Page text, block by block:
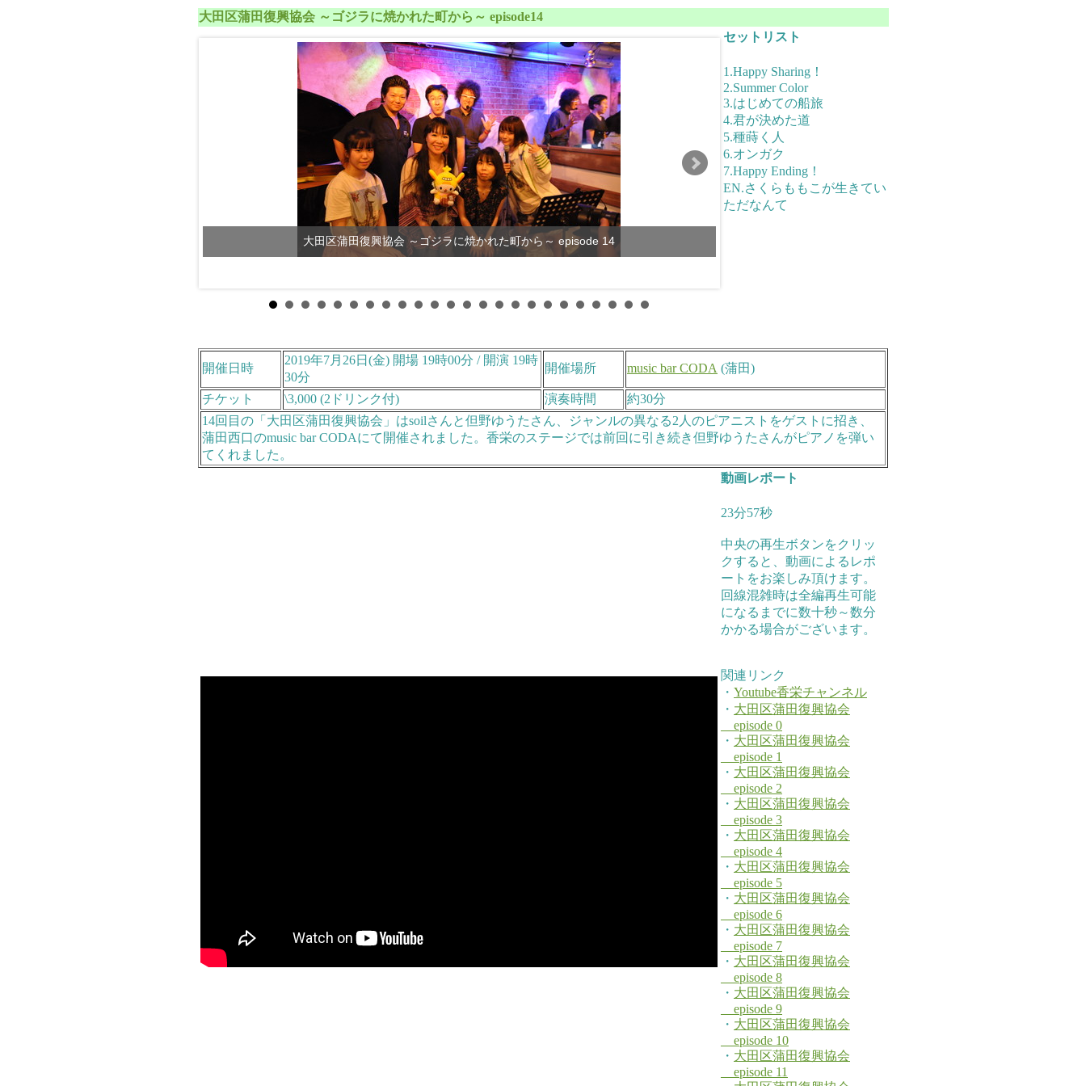
大田区蒲田復興協会 ～ゴジラに焼かれた町から～ episode14
大田区蒲田復興協会 ～ゴジラに焼かれた町から～ episode 14
セットリスト
1.Happy Sharing！
2.Summer Color
3.はじめての船旅
4.君が決めた道
5.種蒔く人
6.オンガク
7.Happy Ending！
EN.さくらももこが生きてい
ただなんて
開催日時
2019年7月26日(金) 開場 19時00分 / 開演 19時
30分
開催場所 music bar CODA (蒲田)
チケット \3,000 (2ドリンク付) 演奏時間
約30分
14回目の「大田区蒲田復興協会」はsoilさんと但野ゆうたさん、ジャンルの異なる2人のピアニストをゲストに招き、
蒲田西口のmusic bar CODAにて開催されました。香栄のステージでは前回に引き続き但野ゆうたさんがピアノを弾い
てくれました。
動画レポート
23分57秒
中央の再生ボタンをクリッ
クすると、動画によるレポ
ートをお楽しみ頂けます。
回線混雑時は全編再生可能
になるまでに数十秒～数分
かかる場合がございます。
関連リンク
・ Youtube香栄チャンネル
・ 大田区蒲田復興協会
episode 0
・ 大田区蒲田復興協会
episode 1
・ 大田区蒲田復興協会
episode 2
・ 大田区蒲田復興協会
episode 3
・ 大田区蒲田復興協会
episode 4
・ 大田区蒲田復興協会
episode 5
・ 大田区蒲田復興協会
episode 6
・ 大田区蒲田復興協会
episode 7
・ 大田区蒲田復興協会
episode 8
・ 大田区蒲田復興協会
episode 9
・ 大田区蒲田復興協会
episode 10
・ 大田区蒲田復興協会
episode 11